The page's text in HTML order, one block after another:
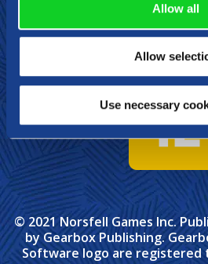
Allow all
Allow
Use necessary
© 2021 Norsfell Games Inc.
by Gearbox Publishing.
Software logo are registered